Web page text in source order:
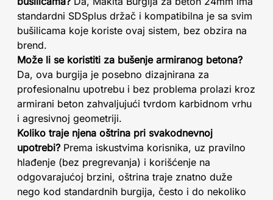
standardni SDSplus držač i kompatibilna je sa svim
bušilicama koje koriste ovaj sistem, bez obzira na
brend.
Može li se koristiti za bušenje armiranog betona?
Da, ova burgija je posebno dizajnirana za
profesionalnu upotrebu i bez problema prolazi kroz
armirani beton zahvaljujući tvrdom karbidnom vrhu
i agresivnoj geometriji.
Koliko traje njena oštrina pri svakodnevnoj
upotrebi? Prema iskustvima korisnika, uz pravilno
hlađenje (bez pregrevanja) i korišćenje na
odgovarajućoj brzini, oštrina traje znatno duže
nego kod standardnih burgija, često i do nekoliko